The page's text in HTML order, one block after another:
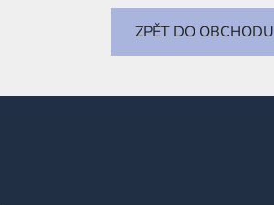
ZPĚT DO OBCHODU